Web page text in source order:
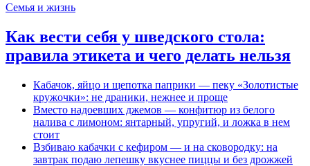
Семья и жизнь
Как вести себя у шведского стола:
правила этикета и чего делать нельзя
Кабачок, яйцо и щепотка паприки — пеку «Золотистые
кружочки»: не драники, нежнее и проще
Вместо надоевших джемов — конфитюр из белого
налива с лимоном: янтарный, упругий, и ложка в нем
стоит
Взбиваю кабачки с кефиром — и на сковородку: на
завтрак подаю лепешку вкуснее пиццы и без дрожжей